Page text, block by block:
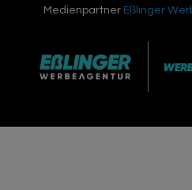
Medienpartner Eßlinger